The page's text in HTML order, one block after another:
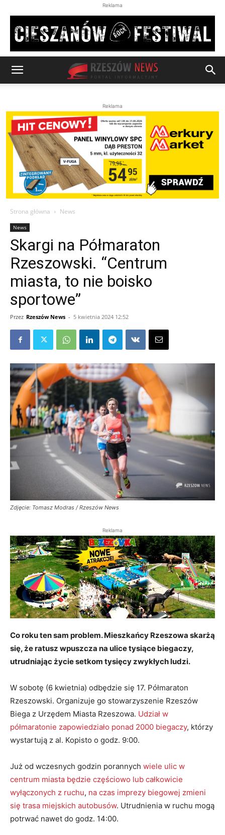
Reklama
Reklama
Strona główna News
News
Skargi na Półmaraton
Rzeszowski. “Centrum
miasta, to nie boisko
sportowe”
Przez Rzeszów News - 5 kwietnia 2024 12:52
Zdjęcie: Tomasz Modras / Rzeszów News
Reklama
Co roku ten sam problem. Mieszkańcy Rzeszowa skarżą
się, że ratusz wpuszcza na ulice tysiące biegaczy,
utrudniając życie setkom tysięcy zwykłych ludzi.
W sobotę (6 kwietnia) odbędzie się 17. Półmaraton
Rzeszowski. Organizuje go stowarzyszenie Rzeszów
Biega z Urzędem Miasta Rzeszowa. Udział w
półmaratonie zapowiedziało ponad 2000 biegaczy, którzy
wystartują z al. Kopisto o godz. 9:00.
Już od wczesnych godzin porannych wiele ulic w
centrum miasta będzie częściowo lub całkowicie
wyłączonych z ruchu, na czas imprezy biegowej zmieni
się trasa miejskich autobusów. Utrudnienia w ruchu mogą
potrwać nawet do godz. 14:00.